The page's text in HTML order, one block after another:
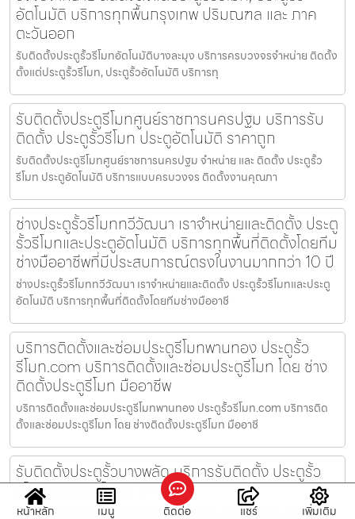
อัตโนมัติ บริการทุกพื้นกรุงเทพ ปริมณฑล และ ภาค
ตะวันออก
รับติดตั้งประตูรั้วรีโมทอัตโนมัติบางละมุง บริการครบวงจรจำหน่าย ติดตั้ง
ตั้งแต่ประตูรั้วรีโมท, ประตูรั้วอัตโนมัติ บริการทุ
รับติดตั้งประตูรีโมทศูนย์ราชการนครปฐม บริการรับ
ติดตั้ง ประตูรั้วรีโมท ประตูอัตโนมัติ ราคาถูก
รับติดตั้งประตูรีโมทศูนย์ราชการนครปฐม จำหน่าย และ ติดตั้ง ประตูรั้ว
รีโมท ประตูอัตโนมัติ บริการแบบครบวงจร ติดตั้งงานคุณภา
ช่างประตูรั้วรีโมททวีวัฒนา เราจำหน่ายและติดตั้ง ประตู
รั้วรีโมทและประตูอัตโนมัติ บริการทุกพื้นที่ติดตั้งโดยทีม
ช่างมืออาชีพที่มีประสบการณ์ตรงในงานมากกว่า 10 ปี
ช่างประตูรั้วรีโมททวีวัฒนา เราจำหน่ายและติดตั้ง ประตูรั้วรีโมทและประตู
อัตโนมัติ บริการทุกพื้นที่ติดตั้งโดยทีมช่างมืออาชี
บริการติดตั้งและซ่อมประตูรีโมทพานทอง ประตูรั้ว
รีโมท.com บริการติดตั้งและซ่อมประตูรีโมท โดย ช่าง
ติดตั้งประตูรีโมท มืออาชีพ
บริการติดตั้งและซ่อมประตูรีโมทพานทอง ประตูรั้วรีโมท.com บริการติด
ตั้งและซ่อมประตูรีโมท โดย ช่างติดตั้งประตูรีโมท มืออาชี
รับติดตั้งประตูรั้วบางพลัด บริการรับติดตั้ง ประตูรั้ว
รีโมท ประตูอัตโนมัติ ราคาถูก
รับติดตั้งประตูรั้วบางพลัด จำหน่าย และ ติดตั้ง ประตูรั้วรีโมท ประตู
หน้าหลัก เมนู ติดต่อ แชร์ เพิ่มเติม